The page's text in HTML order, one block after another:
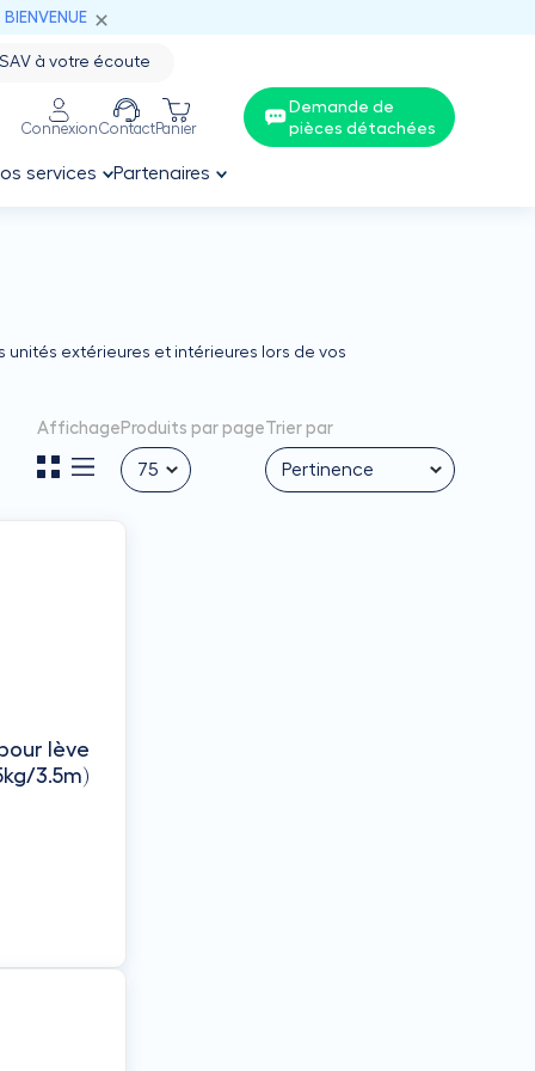
à votre écoute
ConnexionContactPanier
Demande de
pièces détachées
services Partenaires
extérieures et intérieures lors de vos
Affichage Produits par pageTrier par
lève
3.5m)